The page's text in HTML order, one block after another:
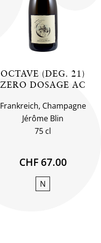
OCTAVE (DEG. 21)
ZERO DOSAGE AC
Frankreich, Champagne
Jérôme Blin
75 cl
CHF 67.00
N